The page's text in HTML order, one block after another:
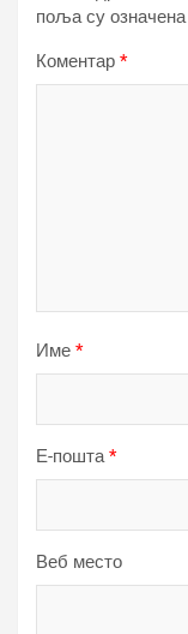
поља су означена
Коментар *
Име *
Е-пошта*
Веб место